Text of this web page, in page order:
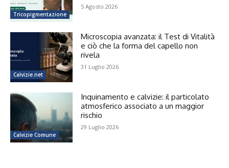
Tricopigmentazione
5 Agosto 2026
Calvizie.net
Microscopia avanzata: il Test di Vitalità
e ciò che la forma del capello non
rivela
31 Luglio 2026
Calvizie Comune
Inquinamento e calvizie: il particolato
atmosferico associato a un maggior
rischio
29 Luglio 2026